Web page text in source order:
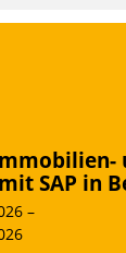
optimierte
darf nicht
einer neuen
SAP in
–